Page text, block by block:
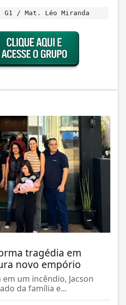
/ Mat. Léo Miranda
tragédia em
novo empório
um incêndio, Jacson
da família e...